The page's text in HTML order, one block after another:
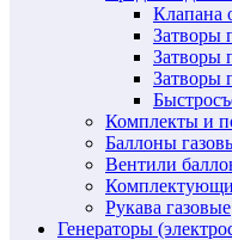
Клапана
Затворы
Затворы
Затворы
Комплекты и
Баллоны
Вентили
Рукава газовые
Генераторы